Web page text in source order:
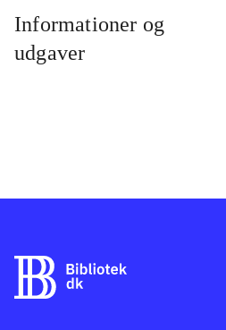
Informationer og
udgaver